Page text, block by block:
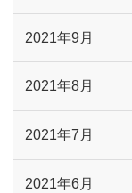
2021年9月
2021年8月
2021年7月
2021年6月